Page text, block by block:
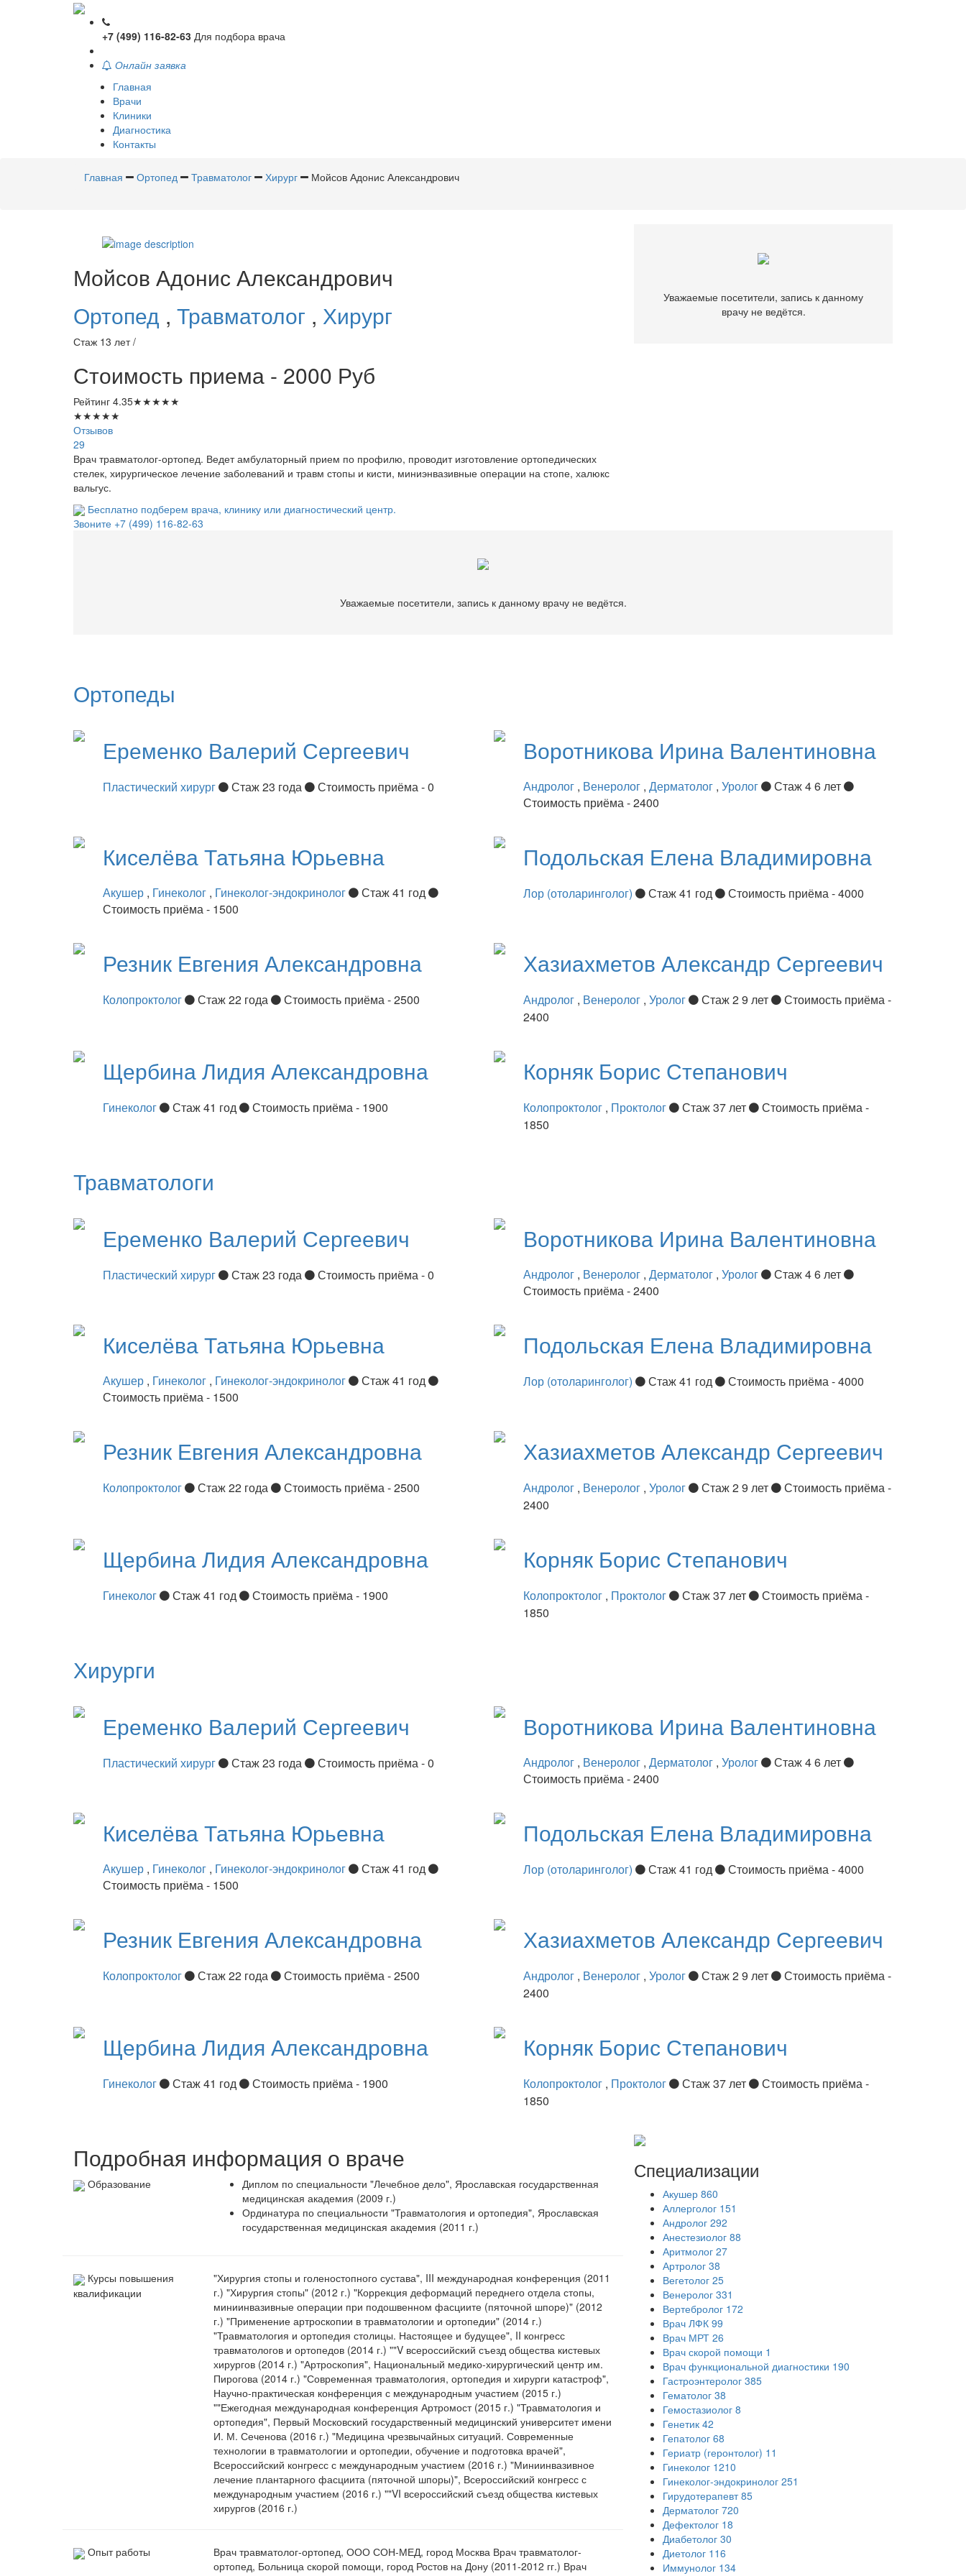
+7 (499) 116-82-63 Для подбора врача
Онлайн заявка
Главная
Врачи
Клиники
Диагностика
Контакты
Главная Ортопед Травматолог Хирург Мойсов Адонис Александрович
Мойсов Адонис Александрович
Ортопед , Травматолог , Хирург
Стаж 13 лет /
Стоимость приема - 2000 Руб
Рейтинг 4.35★★★★★
★★★★★
Отзывов
29
Врач травматолог-ортопед. Ведет амбулаторный прием по профилю, проводит изготовление ортопедических
стелек, хирургическое лечение заболеваний и травм стопы и кисти, миниэнвазивные операции на стопе, халюкс
вальгус.
Бесплатно подберем врача, клинику или диагностический центр.
Звоните +7 (499) 116-82-63
Уважаемые посетители, запись к данному
врачу не ведётся.
Уважаемые посетители, запись к данному врачу не ведётся.
Ортопеды
Еременко Валерий Сергеевич
Пластический хирург Стаж 23 года Стоимость приёма - 0
Воротникова Ирина Валентиновна
Андролог , Венеролог , Дерматолог , Уролог
Стаж 4 6 лет
Стоимость приёма - 2400
КиселёваТатьяна Юрьевна
Акушер , Гинеколог , Гинеколог-эндокринолог
Стаж 41 год
Стоимость приёма - 1500
Подольская Елена Владимировна
Лор (отоларинголог) Стаж 41 год Стоимость приёма - 4000
Резник Евгения Александровна
Колопроктолог Стаж 22 года Стоимость приёма - 2500
Хазиахметов Александр Сергеевич
Андролог , Венеролог , Уролог Стаж 2 9 лет
Стоимость приёма -
2400
ЩербинаЛидия Александровна
Гинеколог Стаж 41 год Стоимость приёма - 1900
Корняк Борис Степанович
Колопроктолог , Проктолог Стаж 37 лет
Стоимость приёма -
1850
Травматологи
Еременко Валерий Сергеевич
Пластический хирург Стаж 23 года Стоимость приёма - 0
Воротникова Ирина Валентиновна
Андролог , Венеролог , Дерматолог , Уролог
Стаж 4 6 лет
Стоимость приёма - 2400
КиселёваТатьяна Юрьевна
Акушер , Гинеколог , Гинеколог-эндокринолог
Стаж 41 год
Стоимость приёма - 1500
Подольская Елена Владимировна
Лор (отоларинголог) Стаж 41 год Стоимость приёма - 4000
Резник Евгения Александровна
Колопроктолог Стаж 22 года Стоимость приёма - 2500
Хазиахметов Александр Сергеевич
Андролог , Венеролог , Уролог Стаж 2 9 лет
Стоимость приёма -
2400
ЩербинаЛидия Александровна
Гинеколог Стаж 41 год Стоимость приёма - 1900
Корняк Борис Степанович
Колопроктолог , Проктолог Стаж 37 лет
Стоимость приёма -
1850
Хирурги
Еременко Валерий Сергеевич
Пластический хирург Стаж 23 года Стоимость приёма - 0
Воротникова Ирина Валентиновна
Андролог , Венеролог , Дерматолог , Уролог
Стаж 4 6 лет
Стоимость приёма - 2400
КиселёваТатьяна Юрьевна
Акушер , Гинеколог , Гинеколог-эндокринолог
Стаж 41 год
Стоимость приёма - 1500
Подольская Елена Владимировна
Лор (отоларинголог) Стаж 41 год Стоимость приёма - 4000
Резник Евгения Александровна
Колопроктолог Стаж 22 года Стоимость приёма - 2500
Хазиахметов Александр Сергеевич
Андролог , Венеролог , Уролог Стаж 2 9 лет
Стоимость приёма -
2400
ЩербинаЛидия Александровна
Гинеколог Стаж 41 год Стоимость приёма - 1900
Корняк Борис Степанович
Колопроктолог , Проктолог Стаж 37 лет
Стоимость приёма -
1850
Подробная информация о враче
Образование
Диплом по специальности "Лечебное дело", Ярославская государственная
медицинская академия (2009 г.)
Ординатура по специальности "Травматология и ортопедия", Ярославская
государственная медицинская академия (2011 г.)
Курсы повышения
квалификации
"Хирургия стопы и голеностопного сустава", III международная конференция (2011
г.) "Хирургия стопы" (2012 г.) "Коррекция деформаций переднего отдела стопы,
миниинвазивные операции при подошвенном фасциите (пяточной шпоре)" (2012
г.) "Применение артроскопии в травматологии и ортопедии" (2014 г.)
"Травматология и ортопедия столицы. Настоящее и будущее", II конгресс
травматологов и ортопедов (2014 г.) ""V всероссийский съезд общества кистевых
хирургов (2014 г.) "Артроскопия", Национальный медико-хирургический центр им.
Пирогова (2014 г.) "Современная травматология, ортопедия и хирурги катастроф",
Научно-практическая конференция с международным участием (2015 г.)
""Ежегодная международная конференция Артромост (2015 г.) "Травматология и
ортопедия", Первый Московский государственный медицинский университет имени
И. М. Сеченова (2016 г.) "Медицина чрезвычайных ситуаций. Современные
технологии в травматологии и ортопедии, обучение и подготовка врачей",
Всероссийский конгресс с международным участием (2016 г.) "Миниинвазивное
лечение плантарного фасциита (пяточной шпоры)", Всероссийский конгресс с
международным участием (2016 г.) ""VI всероссийский съезд общества кистевых
хирургов (2016 г.)
Опыт работы
Врач травматолог-ортопед, ООО СОН-МЕД, город Москва Врач травматолог-
ортопед, Больница скорой помощи, город Ростов на Дону (2011-2012 гг.) Врач
Специализации
Акушер 860
Аллерголог 151
Андролог 292
Анестезиолог 88
Аритмолог 27
Артролог 38
Вегетолог 25
Венеролог 331
Вертебролог 172
Врач ЛФК 99
Врач МРТ 26
Врач скорой помощи 1
Врач функциональной диагностики 190
Гастроэнтеролог 385
Гематолог 38
Гемостазиолог 8
Генетик 42
Гепатолог 68
Гериатр (геронтолог) 11
Гинеколог 1210
Гинеколог-эндокринолог 251
Гирудотерапевт 85
Дерматолог 720
Дефектолог 18
Диабетолог 30
Диетолог 116
Иммунолог 134